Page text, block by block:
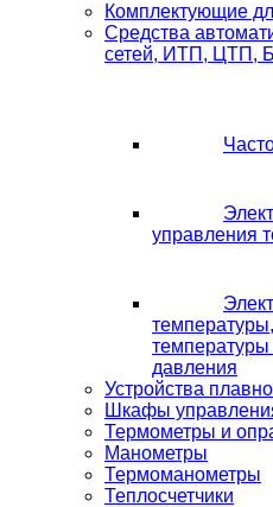
Комплектующие
Средства
сетей, ИТП, ЦТП,
управления
температуры
давления
Устройства
Шкафы
Термометры и
Манометры
Термоманометры
Теплосчетчики